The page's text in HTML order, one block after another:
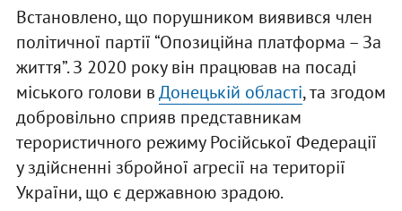
Встановлено, що порушником виявився член
політичної партії “Опозиційна платформа – За
життя”. З 2020 року він працював на посаді
міського голови вДонецькій області, та згодом
добровільно сприяв представникам
терористичного режиму Російської Федерації
у здійсненні збройної агресії на території
України, що є державною зрадою.